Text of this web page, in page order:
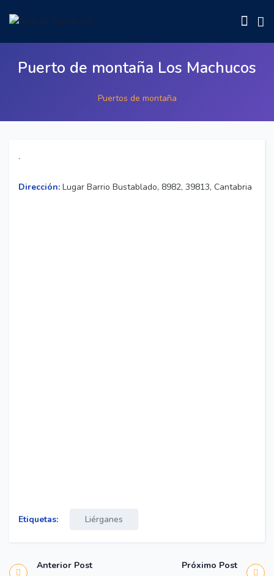
Puerto de montaña Los Machucos
Puertos de montaña
.
Dirección: Lugar Barrio Bustablado, 8982, 39813, Cantabria
Etiquetas: Liérganes
Anterior Post Próximo Post